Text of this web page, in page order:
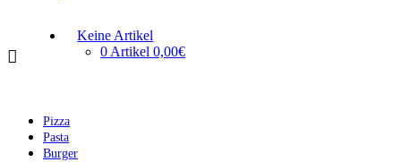
Keine Artikel
0 Artikel 0,00€
Pizza
Pasta
Burger